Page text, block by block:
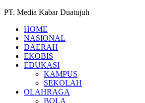
PT. Media Kabar Duatujuh
HOME
NASIONAL
DAERAH
EKOBIS
EDUKASI
KAMPUS
SEKOLAH
OLAHRAGA
BOLA